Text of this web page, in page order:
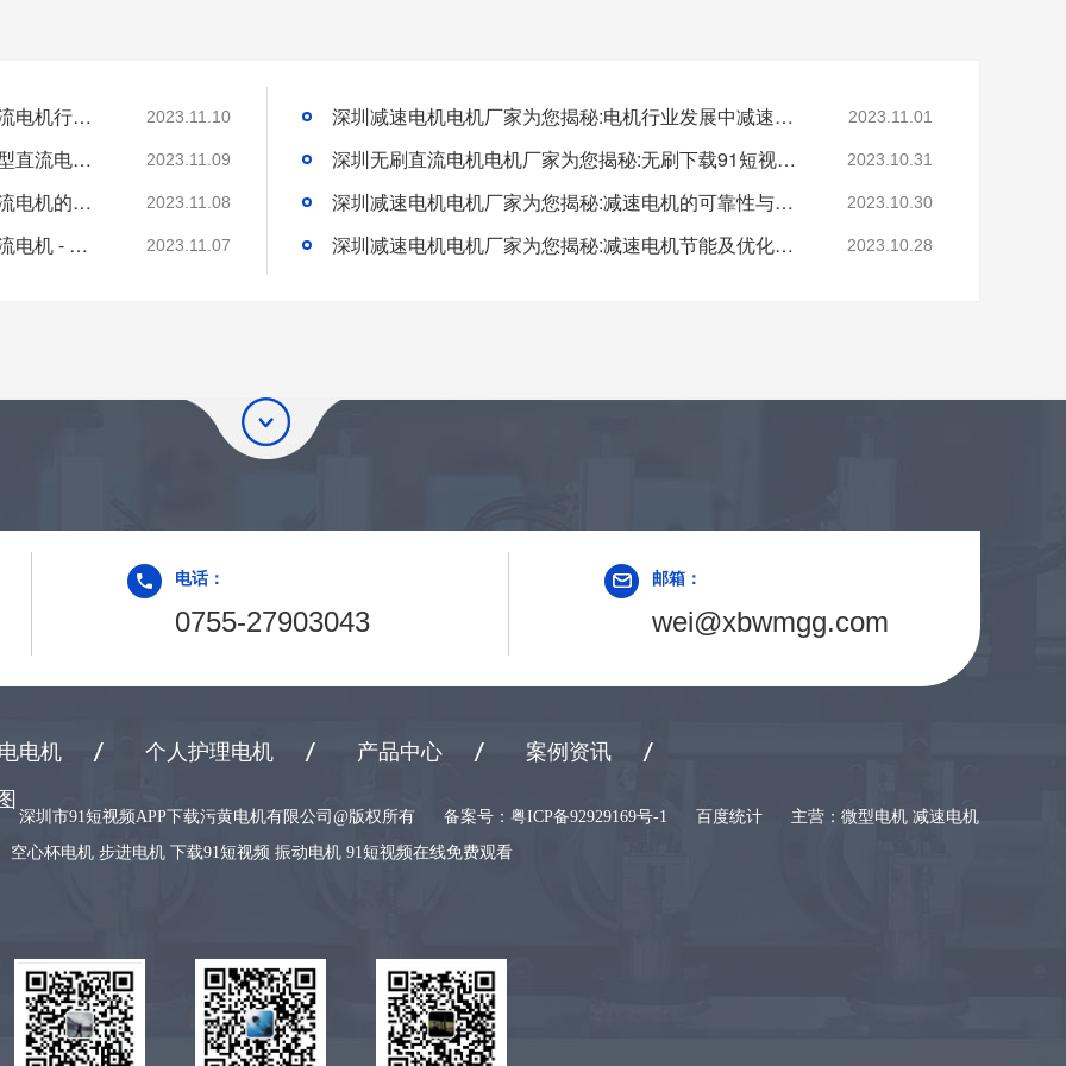
深圳微型直流电机电机厂家为您揭秘:微型直流电机行业中的技术进步与未来趋势 2023.11.10
深圳微型直流电机电机厂家为您揭秘:了解微型直流电机的设计、开发及制造过程 2023.11.09
深圳微型直流电机电机厂家为您揭秘:微型直流电机的技术创新与市场应用 2023.11.08
深圳微型直流电机电机厂家为您揭秘:微型直流电机 - 高效能、低噪音 2023.11.07
深圳减速电机电机厂家为您揭秘:电机行业发展中减速电机的市场前景展望 2023.11.01
深圳无刷直流电机电机厂家为您揭秘:无刷下载91短视频的特点及优势分析 2023.10.31
深圳减速电机电机厂家为您揭秘:减速电机的可靠性与故障分析 2023.10.30
深圳减速电机电机厂家为您揭秘:减速电机节能及优化设计策略 2023.10.28
电话：
0755-27903043
邮箱：
wei@xbwmgg.com
电机 个人护理电机 产品中心
案例资讯
深圳市91短视频APP下载污黄电机有限公司@版权所有 备案号： 粤ICP备92929169号-1 百度统计
主营：微型电机 减速电机
空心杯电机 步进电机 下载91短视频 振动电机 91短视频在线免费观看